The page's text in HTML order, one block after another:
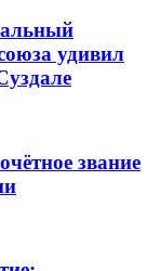
удивил
звание